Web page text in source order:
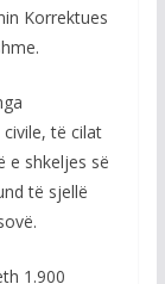
Korrektues
të cilat
e shkeljes së
të sjellë
1.900